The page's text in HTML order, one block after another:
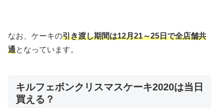
なお、ケーキの引き渡し期間は12月21～25日で全店舗共
通となっています。
キルフェボンクリスマスケーキ2020は当日
買える？